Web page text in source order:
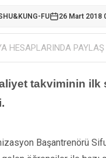
FU 26 Mart 2018
HESAPLARINDA PAYLAŞ
takviminin
Başantrenörü